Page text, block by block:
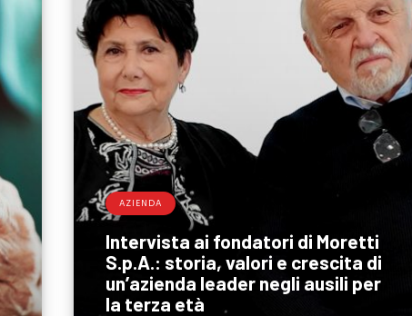
AZIENDA
Intervista ai fondatori di Moretti
S.p.A.: storia, valori e crescita di
un’azienda leader negli ausili per
la terza età